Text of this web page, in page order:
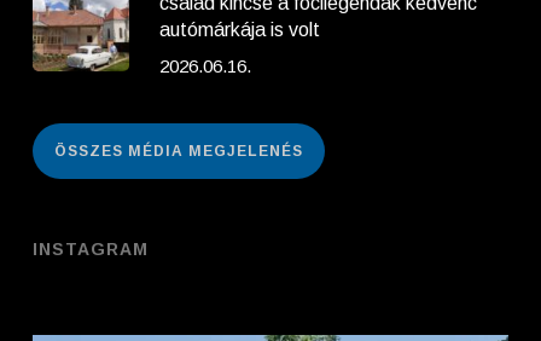
autómárkája is volt
2026.06.16.
ÖSSZES MÉDIA MEGJELENÉS
INSTAGRAM